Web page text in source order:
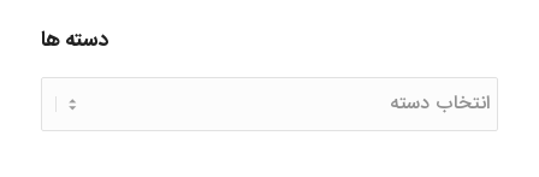
دسته ها